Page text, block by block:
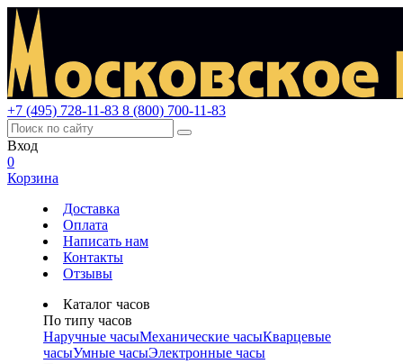
+7 (495) 728-11-83 8 (800) 700-11-83
Вход
0
Корзина
Доставка
Оплата
Написать нам
Контакты
Отзывы
Каталог часов
По типу часов
Наручные часыМеханические часыКварцевые
часыУмные часыЭлектронные часы